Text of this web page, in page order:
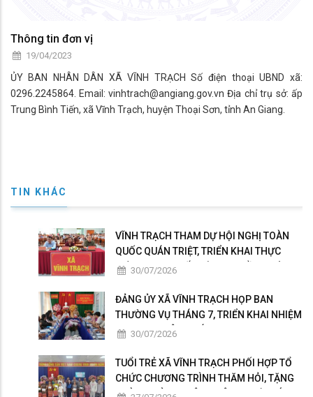
Thông tin đơn vị
19/04/2023
ỦY BAN NHÂN DÂN XÃ VĨNH TRẠCH Số điện thoại UBND xã:
0296.2245864. Email: vinhtrach@angiang.gov.vn Địa chỉ trụ sở: ấp
TIN KHÁC
VĨNH TRẠCH THAM DỰ HỘI NGHỊ TOÀN
QUỐC QUÁN TRIỆT, TRIỂN KHAI THỰC
HIỆN NGHỊ QUYẾT HỘI NGHỊ LẦN THỨ BA
KHÓA XIV
30/07/2026
ĐẢNG ỦY XÃ VĨNH TRẠCH HỌP BAN
THƯỜNG VỤ THÁNG 7, TRIỂN KHAI NHIỆM
VỤ TRỌNG TÂM THÁNG 8
30/07/2026
TUỔI TRẺ XÃ VĨNH TRẠCH PHỐI HỢP TỔ
CHỨC CHƯƠNG TRÌNH THĂM HỎI, TẶNG
QUÀ GIA ĐÌNH THÂN NHÂN NGƯỜI CÓ